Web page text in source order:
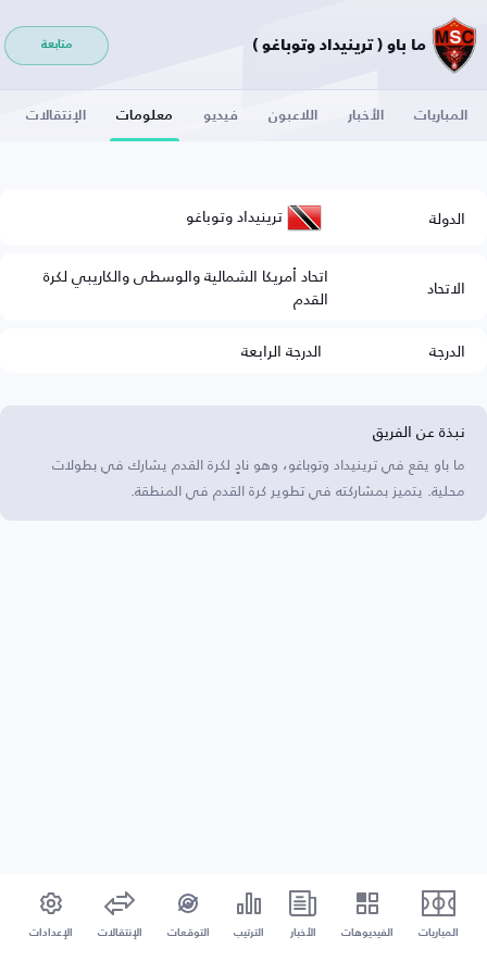
ما باو ( ترينيداد وتوباغو ) متابعة
المباريات الأخبار اللاعبون فيديو معلومات الإنتقالات
الدولة ترينيداد وتوباغو
الاتحاد اتحاد أمريكا الشمالية والوسطى والكاريبي لكرة
القدم
الدرجة
الدرجة الرابعة
نبذة عن الفريق
ما باو يقع في ترينيداد وتوباغو، وهو نادٍ لكرة القدم يشارك في بطولات
محلية. يتميز بمشاركته في تطوير كرة القدم في المنطقة.
المباريات الفيديوهات الأخبار الترتيب التوقعات الإنتقالات الإعدادات